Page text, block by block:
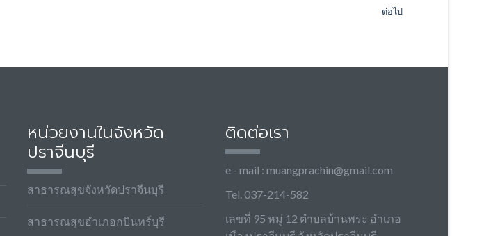
ต่อไป
หน่วยงานในจังหวัด
ปราจีนบุรี
สาธารณสุขจังหวัดปราจีนบุรี
สาธารณสุขอำเภอกบินทร์บุรี
ติดต่อเรา
e - mail : muangprachin@gmail.com
Tel. 037-214-582
เลขที่ 95 หมู่ 12 ตำบลบ้านพระ อำเภอ